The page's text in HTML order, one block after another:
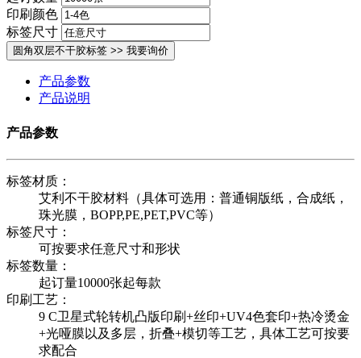
印刷颜色
标签尺寸
产品参数
产品说明
产品参数
标签材质：
艾利不干胶材料（具体可选用：普通铜版纸，合成纸，
珠光膜，BOPP,PE,PET,PVC等）
标签尺寸：
可按要求任意尺寸和形状
标签数量：
起订量10000张起每款
印刷工艺：
9 C卫星式轮转机凸版印刷+丝印+UV4色套印+热冷烫金
+光哑膜以及多层，折叠+模切等工艺，具体工艺可按要
求配合